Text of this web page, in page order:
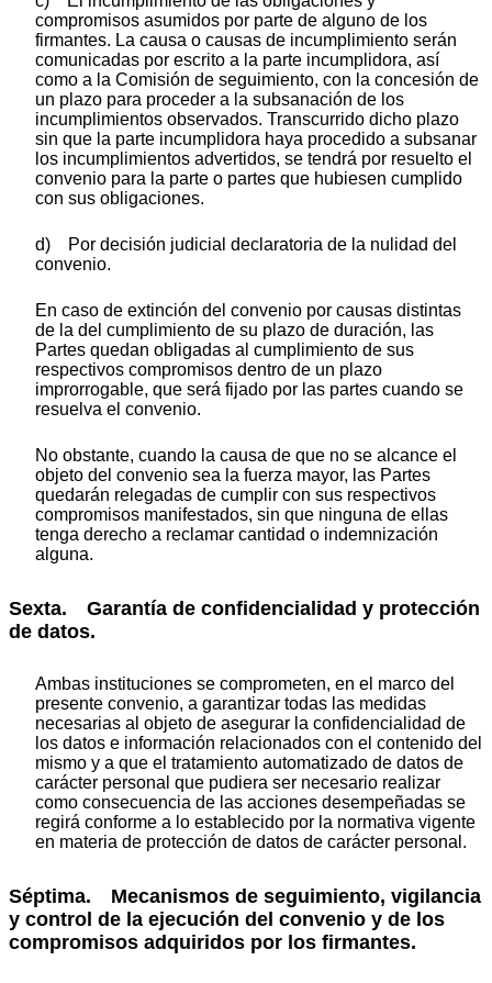
compromisos asumidos por parte de alguno de los
firmantes. La causa o causas de incumplimiento serán
comunicadas por escrito a la parte incumplidora, así
como a la Comisión de seguimiento, con la concesión de
un plazo para proceder a la subsanación de los
incumplimientos observados. Transcurrido dicho plazo
sin que la parte incumplidora haya procedido a subsanar
los incumplimientos advertidos, se tendrá por resuelto el
convenio para la parte o partes que hubiesen cumplido
con sus obligaciones.
d) Por decisión judicial declaratoria de la nulidad del
convenio.
En caso de extinción del convenio por causas distintas
de la del cumplimiento de su plazo de duración, las
Partes quedan obligadas al cumplimiento de sus
respectivos compromisos dentro de un plazo
improrrogable, que será fijado por las partes cuando se
resuelva el convenio.
No obstante, cuando la causa de que no se alcance el
objeto del convenio sea la fuerza mayor, las Partes
quedarán relegadas de cumplir con sus respectivos
compromisos manifestados, sin que ninguna de ellas
tenga derecho a reclamar cantidad o indemnización
alguna.
Sexta. Garantía de confidencialidad y protección
de datos.
Ambas instituciones se comprometen, en el marco del
presente convenio, a garantizar todas las medidas
necesarias al objeto de asegurar la confidencialidad de
los datos e información relacionados con el contenido del
mismo y a que el tratamiento automatizado de datos de
carácter personal que pudiera ser necesario realizar
como consecuencia de las acciones desempeñadas se
regirá conforme a lo establecido por la normativa vigente
en materia de protección de datos de carácter personal.
Séptima. Mecanismos de seguimiento, vigilancia
y control de la ejecución del convenio y de los
compromisos adquiridos por los firmantes.